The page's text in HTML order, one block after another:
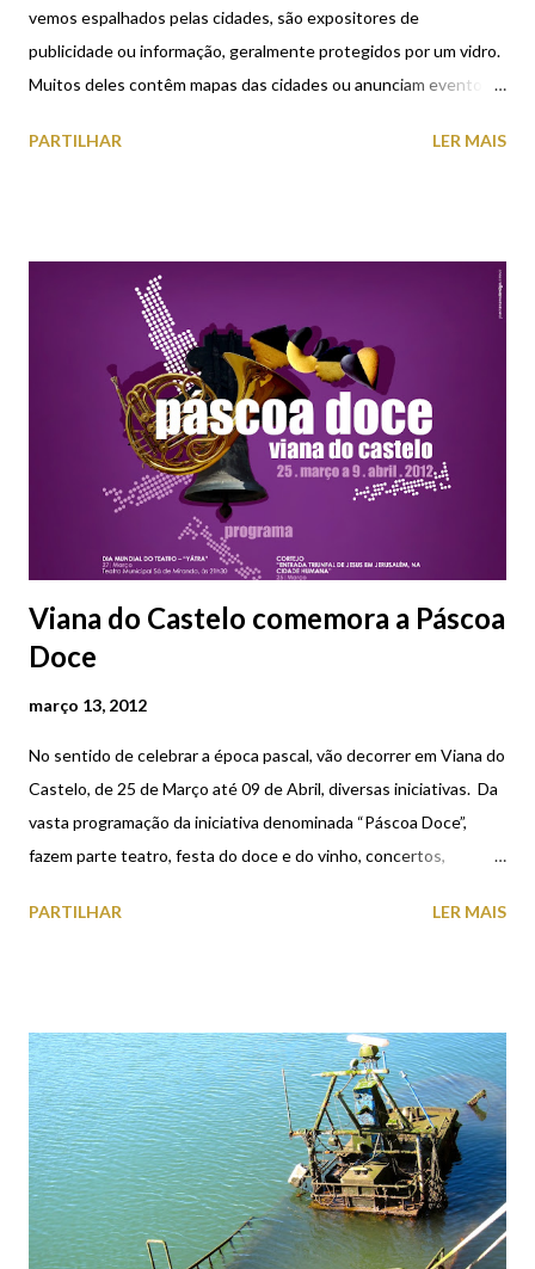
vemos espalhados pelas cidades, são expositores de
publicidade ou informação, geralmente protegidos por um vidro.
Muitos deles contêm mapas das cidades ou anunciam eventos
documenta, mostra-nos um mapa do Centro Histórico da cidade
assinalada a Av. Américo Tomaz e Av. Salazar) esta raridade,
penso que feita em gesso ou cimento, encontra-se em razoável
estado e pode ser apreciada na Estrada da Papanata, em Viana
do Castelo, junto ao McDonald's.
PARTILHAR LER MAIS
Viana do Castelo comemora a Páscoa
Doce
março 13, 2012
No sentido de celebrar a época pascal, vão decorrer em Viana do
Castelo, de 25 de Março até 09 de Abril, diversas iniciativas. Da
vasta programação da iniciativa denominada “Páscoa Doce”,
fazem parte teatro, festa do doce e do vinho, concertos,
programação religiosa da Páscoa com o cortejo, denominado
Consulte a programação completa clicando na imagem em baixo.
PARTILHAR LER MAIS